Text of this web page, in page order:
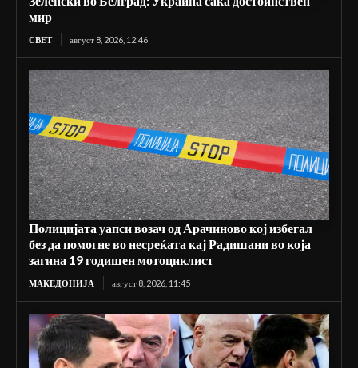
мир
СВЕТ август 8, 2026, 12:46
Полицијата уапси возач од Арачиново кој избегал
без да помогне во несреќата кај Радишани во која
загина 19 годишен мотоциклист
МАКЕДОНИЈА август 8, 2026, 11:45